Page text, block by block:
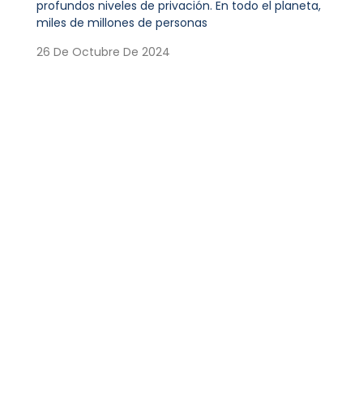
profundos niveles de privación. En todo el planeta,
miles de millones de personas
26 De Octubre De 2024